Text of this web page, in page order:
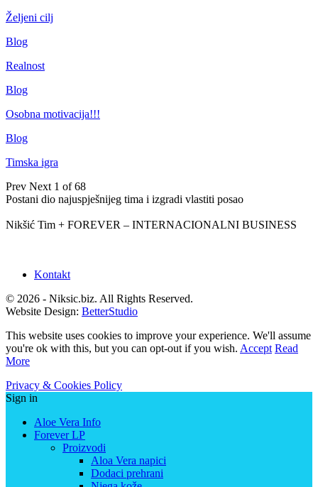
Željeni cilj
Blog
Realnost
Blog
Osobna motivacija!!!
Blog
Timska igra
Prev Next 1 of 68
Postani dio najuspješnijeg tima i izgradi vlastiti posao
Nikšić Tim + FOREVER – INTERNACIONALNI BUSINESS
Kontakt
© 2026 - Niksic.biz. All Rights Reserved.
Website Design: BetterStudio
This website uses cookies to improve your experience. We'll assume
you're ok with this, but you can opt-out if you wish. Accept Read
More
Privacy & Cookies Policy
Sign in
Aloe Vera Info
Forever LP
Proizvodi
Aloa Vera napici
Dodaci prehrani